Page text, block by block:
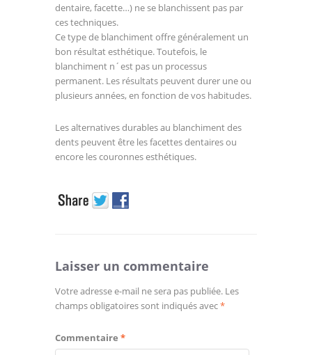
dentaire, facette…) ne se blanchissent pas par
ces techniques.
Ce type de blanchiment offre généralement un
bon résultat esthétique. Toutefois, le
blanchiment n´est pas un processus
permanent. Les résultats peuvent durer une ou
plusieurs années, en fonction de vos habitudes.
Les alternatives durables au blanchiment des
dents peuvent être les facettes dentaires ou
encore les couronnes esthétiques.
Laisser un commentaire
Votre adresse e-mail ne sera pas publiée. Les
champs obligatoires sont indiqués avec*
Commentaire *